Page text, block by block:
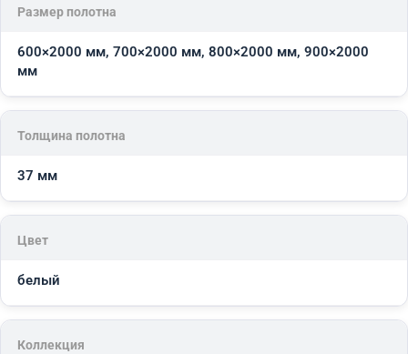
Размер полотна
600×2000 мм, 700×2000 мм, 800×2000 мм, 900×2000
мм
Толщина полотна
37 мм
Цвет
белый
Коллекция